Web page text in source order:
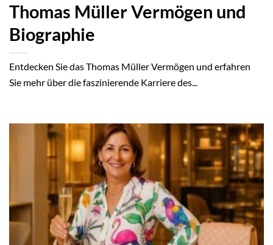
Thomas Müller Vermögen und
Biographie
Entdecken Sie das Thomas Müller Vermögen und erfahren
Sie mehr über die faszinierende Karriere des...